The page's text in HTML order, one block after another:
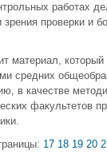
работах
проверки и
материал,
средних
в качестве
факультетов
17 18 19 20